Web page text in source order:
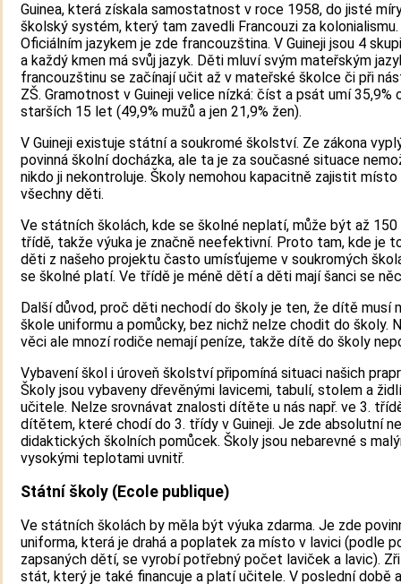
Guinea, která získala samostatnost v roce 1958, do jisté
školský systém, který tam zavedli Francouzi za kolonialismu.
Oficiálním jazykem je zde francouzština. V Guineji jsou 4
a každý kmen má svůj jazyk. Děti mluví svým mateřským
francouzštinu se začínají učit až v mateřské školce či při
ZŠ. Gramotnost v Guineji velice nízká: číst a psát umí 35,9%
starších 15 let (49,9% mužů a jen 21,9% žen).
V Guineji existuje státní a soukromé školství. Ze zákona
povinná školní docházka, ale ta je za současné situace
nikdo ji nekontroluje. Školy nemohou kapacitně zajistit místo
všechny děti.
Ve státních školách, kde se školné neplatí, může být až
třídě, takže výuka je značně neefektivní. Proto tam, kde je
děti z našeho projektu často umísťujeme v soukromých
se školné platí. Ve třídě je méně dětí a děti mají šanci se
Další důvod, proč děti nechodí do školy je ten, že dítě musí
škole uniformu a pomůcky, bez nichž nelze chodit do školy.
věci ale mnozí rodiče nemají peníze, takže dítě do školy
Vybavení škol i úroveň školství připomíná situaci našich
Školy jsou vybaveny dřevěnými lavicemi, tabulí, stolem a
učitele. Nelze srovnávat znalosti dítěte u nás např. ve 3.
dítětem, které chodí do 3. třídy v Guineji. Je zde absolutní
didaktických školních pomůcek. Školy jsou nebarevné s
vysokými teplotami uvnitř.
Státní školy (Ecole publique)
Ve státních školách by měla být výuka zdarma. Je zde
uniforma, která je drahá a poplatek za místo v lavici (podle
zapsaných dětí, se vyrobí potřebný počet laviček a lavic).
stát, který je také financuje a platí učitele. V poslední době